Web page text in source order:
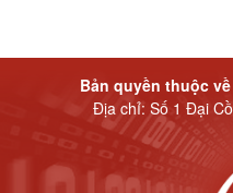
Bản quyền thuộc
Địa chỉ: Số 1 Đại